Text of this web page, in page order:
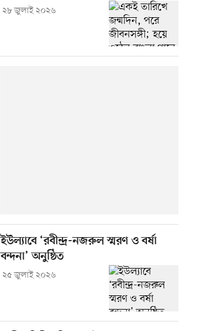
২৮ জুলাই ২০২৬
ইউল্যাবে ‘রবীন্দ্র-নজরুল স্মরণ ও বর্ষা
বন্দনা’ অনুষ্ঠিত
২৫ জুলাই ২০২৬